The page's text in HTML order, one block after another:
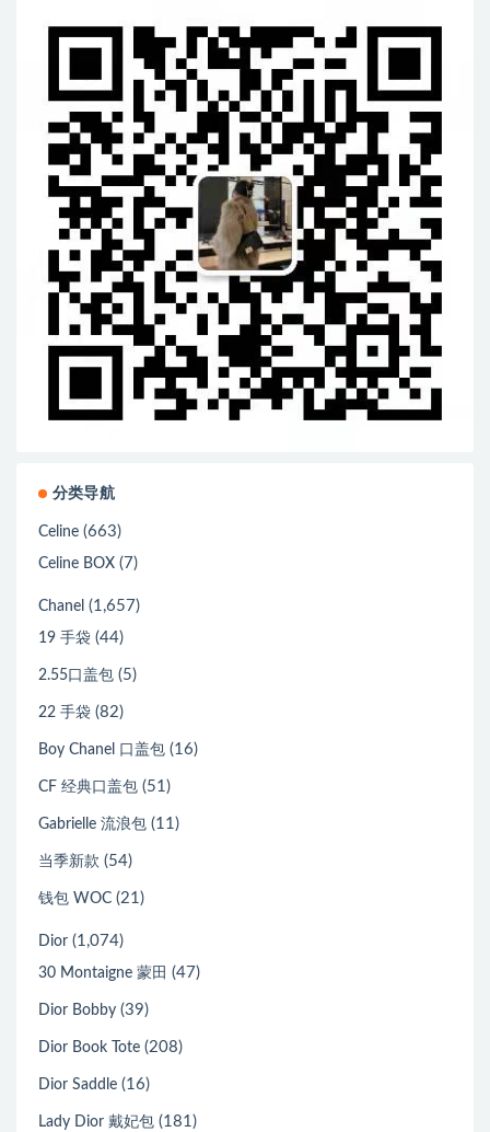
分类导航
Celine (663)
Celine BOX (7)
Chanel (1,657)
19 手袋 (44)
2.55口盖包 (5)
22 手袋 (82)
Boy Chanel 口盖包 (16)
CF 经典口盖包 (51)
Gabrielle 流浪包 (11)
当季新款 (54)
钱包 WOC (21)
Dior (1,074)
30 Montaigne 蒙田 (47)
Dior Bobby (39)
Dior Book Tote (208)
Dior Saddle (16)
Lady Dior 戴妃包 (181)